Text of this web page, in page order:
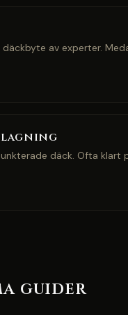
av experter.
däck. Ofta klart
guider